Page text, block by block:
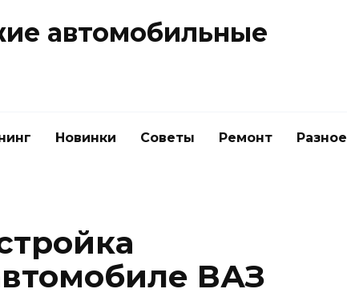
автомобильные
Новинки Советы Ремонт Разное
ВАЗ